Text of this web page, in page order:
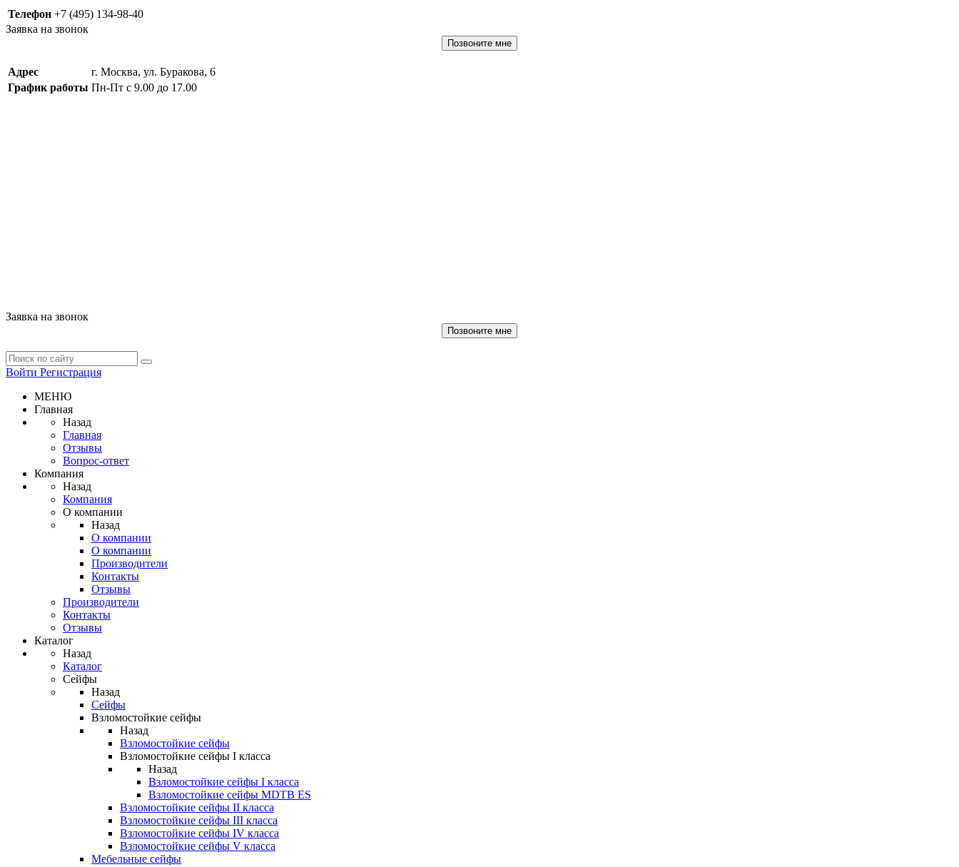
Телефон +7 (495) 134-98-40
Заявка на звонок
Позвоните мне
Адрес
г. Москва, ул. Буракова, 6
График работы Пн-Пт с 9.00 до 17.00
Заявка на звонок
Позвоните мне
Войти Регистрация
МЕНЮ
Главная
Назад
Главная
Отзывы
Вопрос-ответ
Компания
Назад
Компания
О компании
Назад
О компании
О компании
Производители
Контакты
Отзывы
Производители
Контакты
Отзывы
Каталог
Назад
Каталог
Сейфы
Назад
Сейфы
Взломостойкие сейфы
Назад
Взломостойкие сейфы
Взломостойкие сейфы I класса
Назад
Взломостойкие сейфы I класса
Взломостойкие сейфы MDTB ES
Взломостойкие сейфы II класса
Взломостойкие сейфы III класса
Взломостойкие сейфы IV класса
Взломостойкие сейфы V класса
Мебельные сейфы